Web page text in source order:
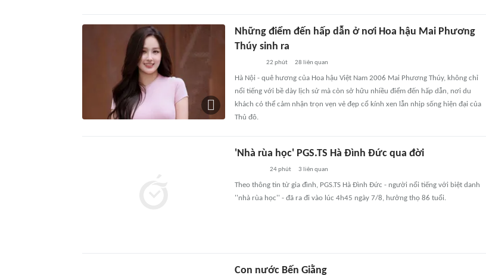
Những điểm đến hấp dẫn ở nơi Hoa hậu Mai Phương
Thúy sinh ra
22 phút 28 liên quan
Hà Nội - quê hương của Hoa hậu Việt Nam 2006 Mai Phương Thúy, không chỉ
nổi tiếng với bề dày lịch sử mà còn sở hữu nhiều điểm đến hấp dẫn, nơi du
khách có thể cảm nhận trọn vẹn vẻ đẹp cổ kính xen lẫn nhịp sống hiện đại của
Thủ đô.
'Nhà rùa học' PGS.TS Hà Đình Đức qua đời
24 phút 3 liên quan
Theo thông tin từ gia đình, PGS.TS Hà Đình Đức - người nổi tiếng với biệt danh
''nhà rùa học'' - đã ra đi vào lúc 4h45 ngày 7/8, hưởng thọ 86 tuổi.
Con nước Bến Giằng